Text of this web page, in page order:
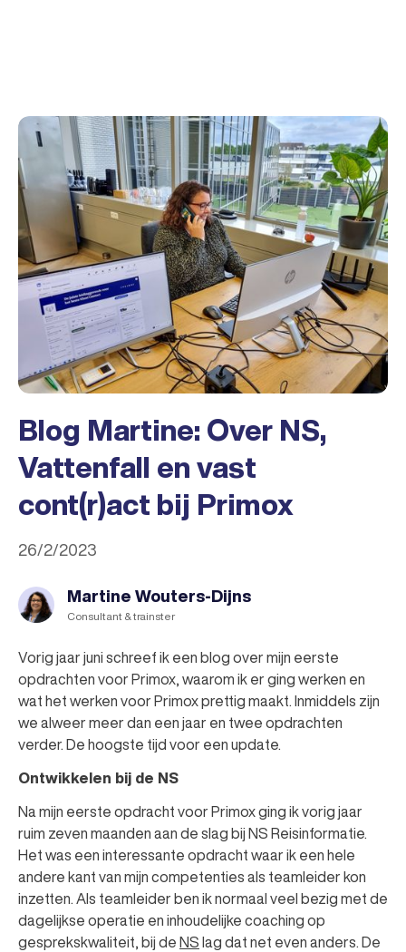
Blog Martine: Over NS,
Vattenfall en vast
cont(r)act bij Primox
26/2/2023
Martine Wouters-Dijns
Consultant & trainster
Vorig jaar juni schreef ik een blog over mijn eerste
opdrachten voor Primox, waarom ik er ging werken en
wat het werken voor Primox prettig maakt. Inmiddels zijn
we alweer meer dan een jaar en twee opdrachten
verder. De hoogste tijd voor een update.
Ontwikkelen bij de NS
Na mijn eerste opdracht voor Primox ging ik vorig jaar
ruim zeven maanden aan de slag bij NS Reisinformatie.
Het was een interessante opdracht waar ik een hele
andere kant van mijn competenties als teamleider kon
inzetten. Als teamleider ben ik normaal veel bezig met de
dagelijkse operatie en inhoudelijke coaching op
gesprekskwaliteit, bij de NS lag dat net even anders. De